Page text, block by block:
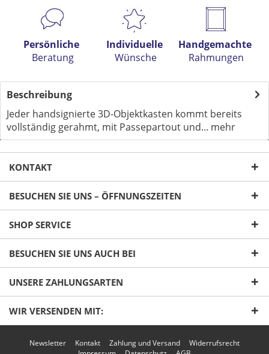
Ich habe die
Mit * gekennzeichnete Felder sind Pflichtfelder.
Senden
Persönliche
Beratung
Individuelle
Wünsche
Handgemachte
Rahmungen
Beschreibung
Jeder handsignierte 3D-Objektkasten kommt bereits
vollständig gerahmt, mit Passepartout und... mehr
KONTAKT
BESUCHEN SIE UNS – ÖFFNUNGSZEITEN
SHOP SERVICE
BESUCHEN SIE UNS AUCH BEI
UNSERE ZAHLUNGSARTEN
WIR VERSENDEN MIT:
Newsletter Kontakt Zahlung und Versand
Widerrufsrecht